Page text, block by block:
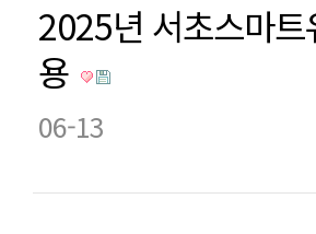
2025년 서초스마
용
06-13